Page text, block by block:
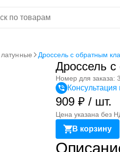
Дроссель с обратным
Дроссель
Номер для заказа:
Консультация
909 ₽ / шт.
Цена указана без
В корзину